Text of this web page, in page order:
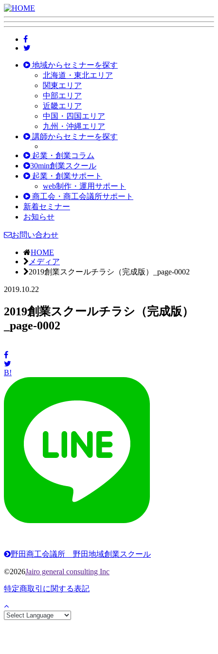
地域からセミナーを探す
北海道・東北エリア
関東エリア
中部エリア
近畿エリア
中国・四国エリア
九州・沖縄エリア
講師からセミナーを探す
起業・創業コラム
30min創業スクール
起業・創業サポート
web制作・運用サポート
商工会・商工会議所サポート
新着セミナー
お知らせ
お問い合わせ
HOME
メディア
2019創業スクールチラシ（完成版）_page-0002
2019.10.22
2019創業スクールチラシ（完成版）
_page-0002
B!
野田商工会議所 野田地域創業スクール
©2026Jairo general consulting Inc
特定商取引に関する表記